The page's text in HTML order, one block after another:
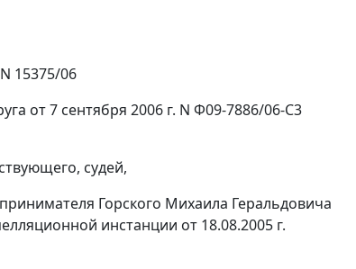
15375/06
от 7 сентября 2006 г. N Ф09-7886/06-С3
судей,
Горского Михаила Геральдовича
инстанции от 18.08.2005 г.